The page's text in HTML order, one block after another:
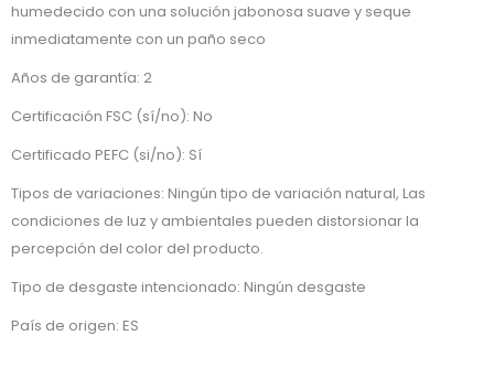
humedecido con una solución jabonosa suave y seque
inmediatamente con un paño seco
Años de garantía: 2
Certificación FSC (sí/no): No
Certificado PEFC (si/no): Sí
Tipos de variaciones: Ningún tipo de variación natural, Las
condiciones de luz y ambientales pueden distorsionar la
percepción del color del producto.
Tipo de desgaste intencionado: Ningún desgaste
País de origen: ES